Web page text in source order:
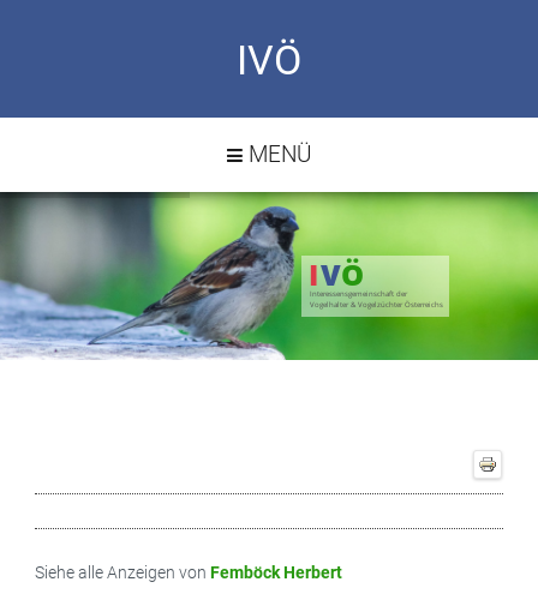
IVÖ
MENÜ
Interessensgemeinschaft der
Vogelhalter & Vogelzüchter Österreichs
IVÖ
Siehe alle Anzeigen von Femböck Herbert